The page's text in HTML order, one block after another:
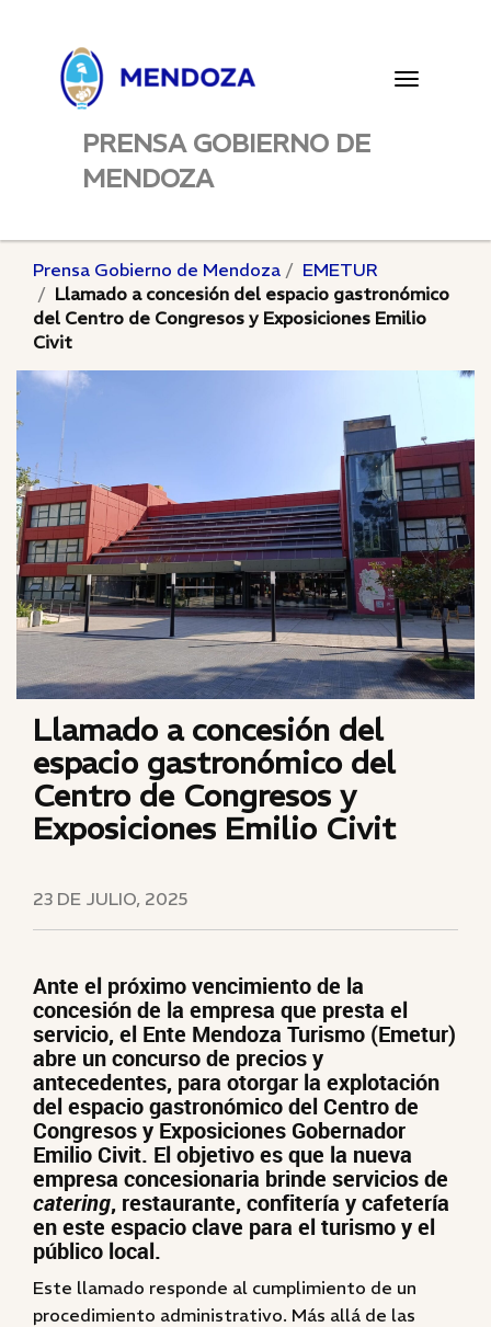
Toggle
PRENSA GOBIERNO DE
MENDOZA
Prensa Gobierno de Mendoza
EMETUR
Llamado a concesión del espacio gastronómico
del Centro de Congresos y Exposiciones Emilio
Civit
Llamado a concesión del
espacio gastronómico del
Centro de Congresos y
Exposiciones Emilio Civit
23 DE JULIO, 2025
Ante el próximo vencimiento de la
concesión de la empresa que presta el
servicio, el Ente Mendoza Turismo (Emetur)
abre un concurso de precios y
antecedentes, para otorgar la explotación
del espacio gastronómico del Centro de
Congresos y Exposiciones Gobernador
Emilio Civit. El objetivo es que la nueva
empresa concesionaria brinde servicios de
catering, restaurante, confitería y cafetería
en este espacio clave para el turismo y el
público local.
Este llamado responde al cumplimiento de un
procedimiento administrativo. Más allá de las